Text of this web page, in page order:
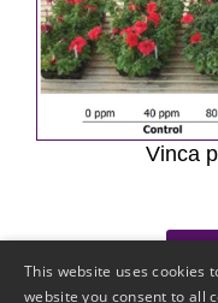
Vinca
This website uses cookies
website you consent to all